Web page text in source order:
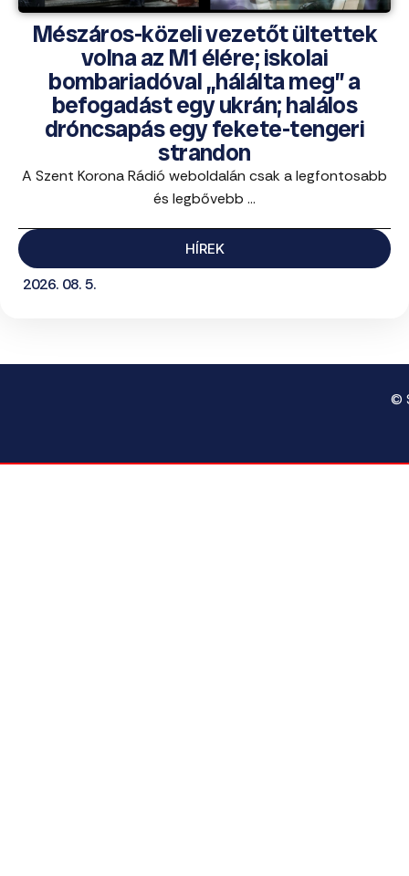
Mészáros-közeli vezetőt ültettek
volna az M1 élére; iskolai
bombariadóval „hálálta meg” a
befogadást egy ukrán; halálos
dróncsapás egy fekete-tengeri
strandon
A Szent Korona Rádió weboldalán csak a legfontosabb
és legbővebb ...
HÍREK
2026. 08. 5.
©